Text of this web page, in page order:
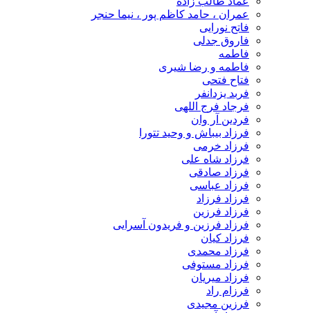
عمران ، حامد کاظم پور ، نیما حنجر
فاتح نورایی
فاروق جدلی
فاطمه
فاطمه و رضا شیری
فتاح فتحی
فربد یزدانفر
فرجاد فرج اللهی
فردین آر وان
فرزاد بیباش و وحید تتورا
فرزاد خرمی
فرزاد شاه علی
فرزاد صادقی
فرزاد عباسی
فرزاد فرزاد
فرزاد فرزین
فرزاد فرزین و فریدون آسرایی
فرزاد کیان
فرزاد محمدی
فرزاد مستوفی
فرزاد میریان
فرزام راد
فرزین مجیدی